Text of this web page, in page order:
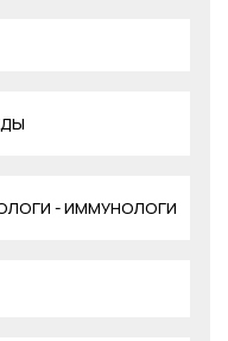
- ИММУНОЛОГИ